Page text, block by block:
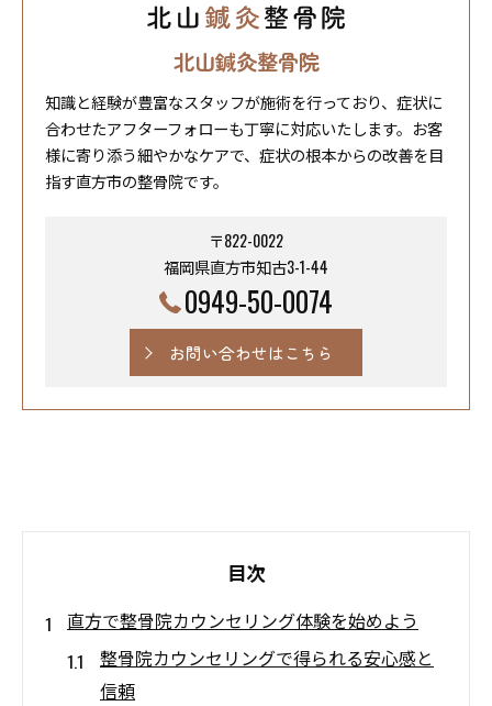
北山鍼灸整骨院
知識と経験が豊富なスタッフが施術を行っており、症状に
合わせたアフターフォローも丁寧に対応いたします。お客
様に寄り添う細やかなケアで、症状の根本からの改善を目
指す直方市の整骨院です。
〒822-0022
福岡県直方市知古3-1-44
0949-50-0074
お問い合わせはこちら
目次
直方で整骨院カウンセリング体験を始めよう
整骨院カウンセリングで得られる安心感と
信頼